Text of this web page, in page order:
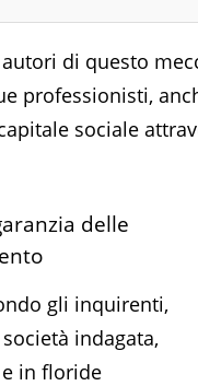
di questo
professionisti,
sociale
delle
gli inquirenti,
indagata,
in floride